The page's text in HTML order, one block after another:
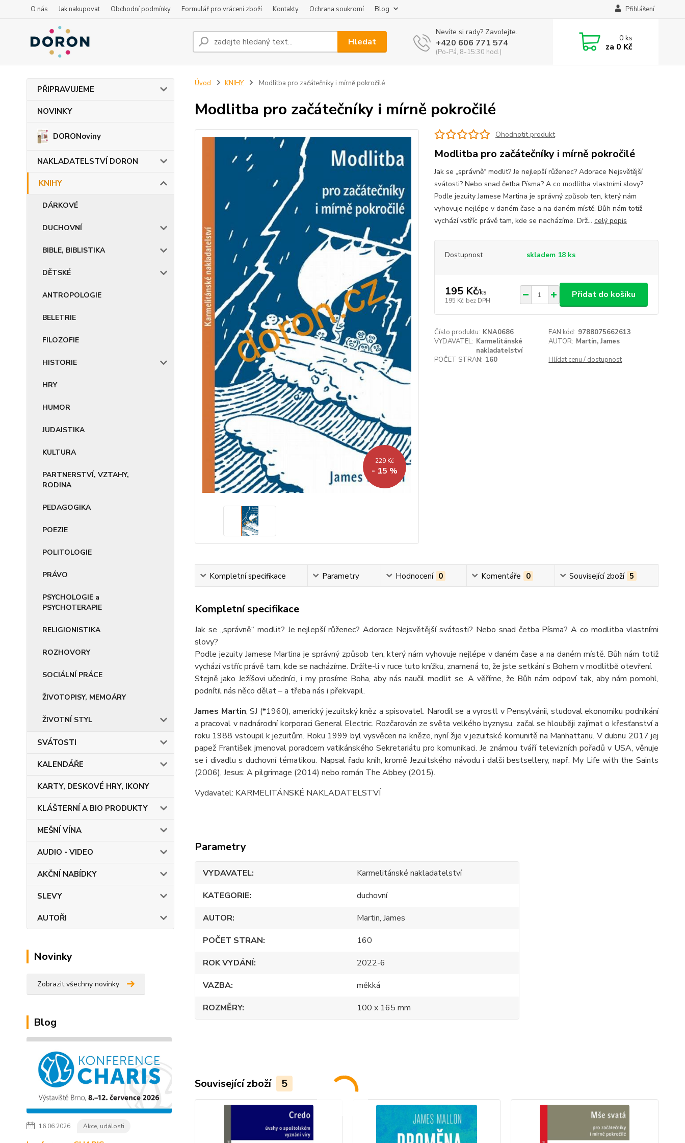
O nás Jak nakupovat Obchodní podmínky Formulář pro vrácení zboží Kontakty Ochrana soukromí Blog Přihlášení
Hledat
Nevíte si rady? Zavolejte.
+420 606 771 574
(Po-Pá, 8-15:30 hod.)
0ks
za 0 Kč
PŘIPRAVUJEME
NOVINKY
DORONoviny
NAKLADATELSTVÍ DORON
KNIHY
DÁRKOVÉ
DUCHOVNÍ
BIBLE, BIBLISTIKA
DĚTSKÉ
ANTROPOLOGIE
BELETRIE
FILOZOFIE
HISTORIE
HRY
HUMOR
JUDAISTIKA
KULTURA
PARTNERSTVÍ, VZTAHY,
RODINA
PEDAGOGIKA
POEZIE
POLITOLOGIE
PRÁVO
PSYCHOLOGIE a
PSYCHOTERAPIE
RELIGIONISTIKA
ROZHOVORY
SOCIÁLNÍ PRÁCE
ŽIVOTOPISY, MEMOÁRY
ŽIVOTNÍ STYL
SVÁTOSTI
KALENDÁŘE
KARTY, DESKOVÉ HRY, IKONY
KLÁŠTERNÍ A BIO PRODUKTY
MEŠNÍ VÍNA
AUDIO - VIDEO
AKČNÍ NABÍDKY
SLEVY
AUTOŘI
Novinky
Zobrazit všechny novinky
Blog
16.06.2026 Akce, události
Úvod KNIHY Modlitba pro začátečníky i mírně pokročilé
Modlitba pro začátečníky i mírně pokročilé
229 Kč
- 15 %
Ohodnotit produkt
Modlitba pro začátečníky i mírně pokročilé
Jak se „správně“ modlit? Je nejlepší růženec? Adorace Nejsvětější
svátosti? Nebo snad četba Písma? A co modlitba vlastními slovy?
Podle jezuity Jamese Martina je správný způsob ten, který nám
vyhovuje nejlépe v daném čase a na daném místě. Bůh nám totiž
vychází vstříc právě tam, kde se nacházíme. Drž... celý popis
Dostupnost skladem 18 ks
195 Kč/ks
195 Kč bez DPH
Přidat do košíku
Číslo produktu: KNA0686 EAN kód: 9788075662613
VYDAVATEL: Karmelitánské
nakladatelství
AUTOR: Martin, James
POČET STRAN: 160 Hlídat cenu / dostupnost
Kompletní specifikace Parametry Hodnocení 0 Komentáře 0 Související zboží 5
Kompletní specifikace
Jak se „správně“ modlit? Je nejlepší růženec? Adorace Nejsvětější svátosti? Nebo snad četba Písma? A co modlitba vlastními
slovy?
Podle jezuity Jamese Martina je správný způsob ten, který nám vyhovuje nejlépe v daném čase a na daném místě. Bůh nám totiž
vychází vstříc právě tam, kde se nacházíme. Držíte-li v ruce tuto knížku, znamená to, že jste setkání s Bohem v modlitbě otevření.
Stejně jako Ježíšovi učedníci, i my prosíme Boha, aby nás naučil modlit se. A věříme, že Bůh nám odpoví tak, aby nám pomohl,
podnítil nás něco dělat – a třeba nás i překvapil.
James Martin, SJ (*1960), americký jezuitský kněz a spisovatel. Narodil se a vyrostl v Pensylvánii, studoval ekonomiku podnikání
a pracoval v nadnárodní korporaci General Electric. Rozčarován ze světa velkého byznysu, začal se hlouběji zajímat o křesťanství a
roku 1988 vstoupil k jezuitům. Roku 1999 byl vysvěcen na kněze, nyní žije v jezuitské komunitě na Manhattanu. V dubnu 2017 jej
papež František jmenoval poradcem vatikánského Sekretariátu pro komunikaci. Je známou tváří televizních pořadů v USA, věnuje
se i divadlu s duchovní tématikou. Napsal řadu knih, kromě Jezuitského návodu i další bestsellery, např. My Life with the Saints
(2006), Jesus: A pilgrimage (2014) nebo román The Abbey (2015).
Vydavatel: KARMELITÁNSKÉ NAKLADATELSTVÍ
Parametry
VYDAVATEL
Karmelitánské nakladatelství
KATEGORIE
duchovní
AUTOR
Martin, James
POČET STRAN
160
ROK VYDÁNÍ
2022-6
VAZBA
měkká
ROZMĚRY
100 x 165 mm
Související zboží 5